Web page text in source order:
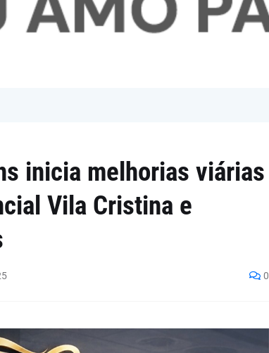
inicia melhorias viárias
Vila Cristina e
0